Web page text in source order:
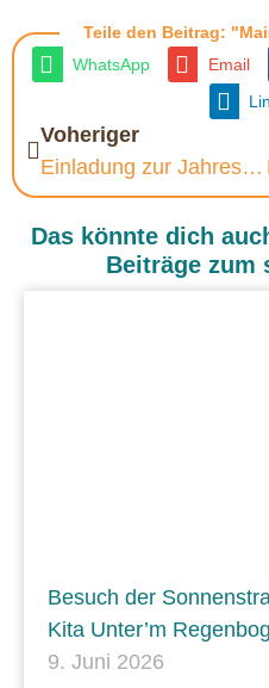
Teile den Beitrag:
WhatsApp
Email
Voheriger
Einladung zur Jahreshauptversammlung 2026
Das könnte dich
Beiträge zum
Besuch der
Kita Unter’m
9. Juni 2026